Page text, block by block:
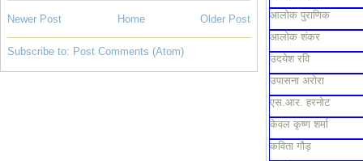
Newer Post Older Post
Home
Subscribe to: Post Comments (Atom)
आलोक पुराणिक
आलोक शंकर
उदयेश रवि
उपासना अरोरा
एस.आर. हरनोट
केवल कृष्ण शर्मा
कविता गौड़